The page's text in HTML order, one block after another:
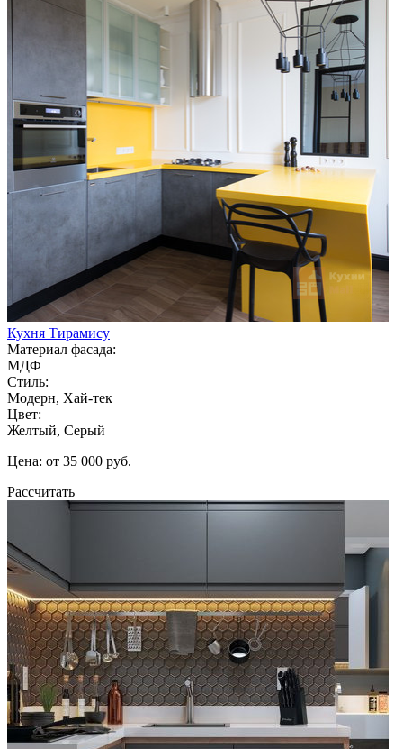
Кухня Тирамису
Материал фасада:
МДФ
Стиль:
Модерн, Хай-тек
Цвет:
Желтый, Серый
Цена: от 35 000 руб.
Рассчитать